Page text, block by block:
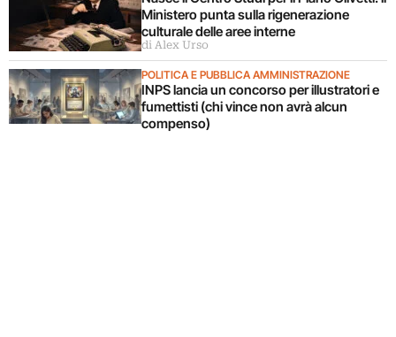
Ministero punta sulla rigenerazione
culturale delle aree interne
di Alex Urso
POLITICA E PUBBLICA AMMINISTRAZIONE
INPS lancia un concorso per illustratori e
fumettisti (chi vince non avrà alcun
compenso)